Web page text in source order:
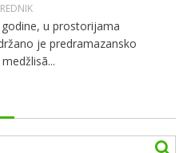
u prostorijama
je predramazansko